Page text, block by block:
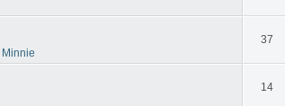
Minnie
37
14